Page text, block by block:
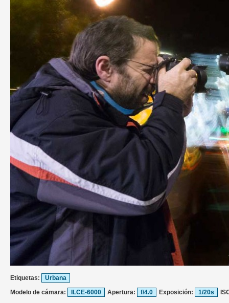
Etiquetas:
Urbana
Modelo de cámara:
ILCE-6000 Apertura: f/4.0 Exposición: 1/20s